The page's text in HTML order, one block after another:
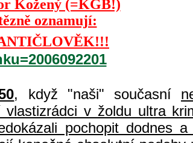
Kožený (=KGB!)
oznamují:
, když "naši" současní
v žoldu ultra
pochopit dodnes